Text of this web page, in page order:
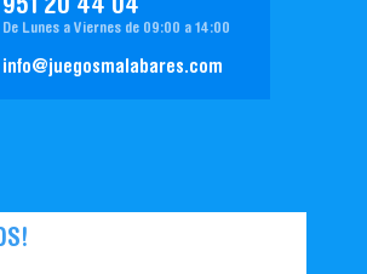
951 20 44 04
De Lunes a Viernes de 09:00 a 14:00
info@juegosmalabares.com